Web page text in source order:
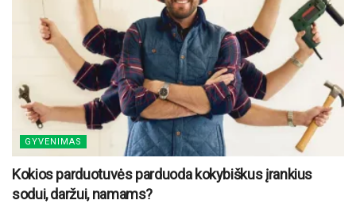
GYVENIMAS
Kokios parduotuvės parduoda kokybiškus įrankius
sodui, daržui, namams?